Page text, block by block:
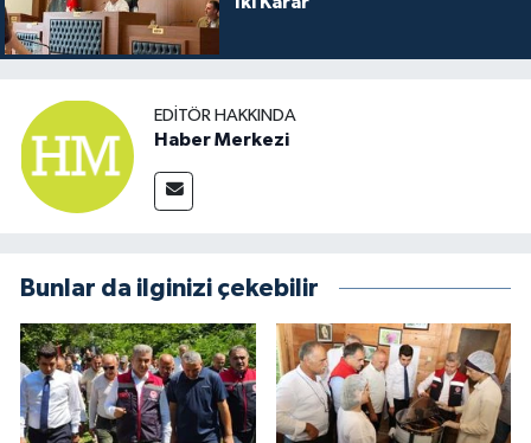
EDITÖR HAKKINDA
Haber Merkezi
Bunlar da ilginizi çekebilir